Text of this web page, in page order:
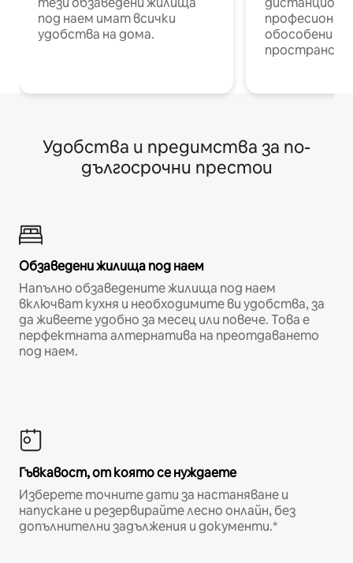
под наем имат всички
удобства на дома.
обособени
Удобства и предимства за по-
дългосрочни престои
Обзаведени жилища под наем
Напълно обзаведените жилища под наем
включват кухня и необходимите ви удобства, за
да живеете удобно за месец или повече. Това е
перфектната алтернатива на преотдаването
под наем.
Гъвкавост, от която се нуждаете
Изберете точните дати за настаняване и
напускане и резервирайте лесно онлайн, без
допълнителни задължения и документи.*